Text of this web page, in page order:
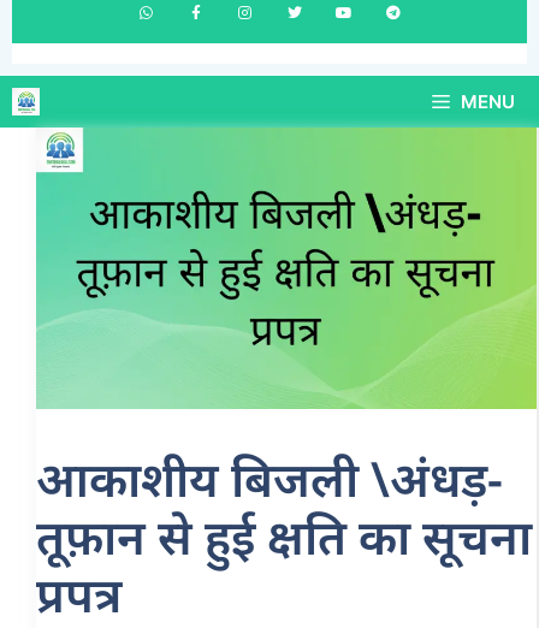
MENU
आकाशीय बिजली \अंधड़-
तूफ़ान से हुई क्षति का सूचना
प्रपत्र